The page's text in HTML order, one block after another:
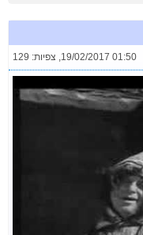
19/02/2017 01:50
, צפיות: 129